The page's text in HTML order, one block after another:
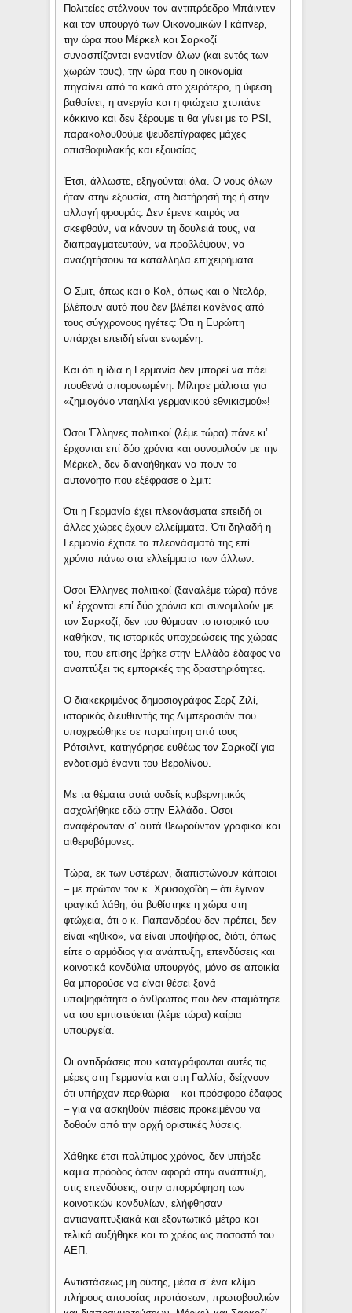
Πολιτείες στέλνουν τον αντιπρόεδρο Μπάιντεν
και τον υπουργό των Οικονομικών Γκάιτνερ,
την ώρα που Μέρκελ και Σαρκοζί
συνασπίζονται εναντίον όλων (και εντός των
χωρών τους), την ώρα που η οικονομία
πηγαίνει από το κακό στο χειρότερο, η ύφεση
βαθαίνει, η ανεργία και η φτώχεια χτυπάνε
κόκκινο και δεν ξέρουμε τι θα γίνει με το PSI,
παρακολουθούμε ψευδεπίγραφες μάχες
οπισθοφυλακής και εξουσίας.
Έτσι, άλλωστε, εξηγούνται όλα. Ο νους όλων
ήταν στην εξουσία, στη διατήρησή της ή στην
αλλαγή φρουράς. Δεν έμενε καιρός να
σκεφθούν, να κάνουν τη δουλειά τους, να
διαπραγματευτούν, να προβλέψουν, να
αναζητήσουν τα κατάλληλα επιχειρήματα.
Ο Σμιτ, όπως και ο Κολ, όπως και ο Ντελόρ,
βλέπουν αυτό που δεν βλέπει κανένας από
τους σύγχρονους ηγέτες: Ότι η Ευρώπη
υπάρχει επειδή είναι ενωμένη.
Και ότι η ίδια η Γερμανία δεν μπορεί να πάει
πουθενά απομονωμένη. Μίλησε μάλιστα για
«ζημιογόνο νταηλίκι γερμανικού εθνικισμού»!
Όσοι Έλληνες πολιτικοί (λέμε τώρα) πάνε κι’
έρχονται επί δύο χρόνια και συνομιλούν με την
Μέρκελ, δεν διανοήθηκαν να πουν το
αυτονόητο που εξέφρασε ο Σμιτ:
Ότι η Γερμανία έχει πλεονάσματα επειδή οι
άλλες χώρες έχουν ελλείμματα. Ότι δηλαδή η
Γερμανία έχτισε τα πλεονάσματά της επί
χρόνια πάνω στα ελλείμματα των άλλων.
Όσοι Έλληνες πολιτικοί (ξαναλέμε τώρα) πάνε
κι’ έρχονται επί δύο χρόνια και συνομιλούν με
τον Σαρκοζί, δεν του θύμισαν το ιστορικό του
καθήκον, τις ιστορικές υποχρεώσεις της χώρας
του, που επίσης βρήκε στην Ελλάδα έδαφος να
αναπτύξει τις εμπορικές της δραστηριότητες.
Ο διακεκριμένος δημοσιογράφος Σερζ Ζιλί,
ιστορικός διευθυντής της Λιμπερασιόν που
υποχρεώθηκε σε παραίτηση από τους
Ρότσιλντ, κατηγόρησε ευθέως τον Σαρκοζί για
ενδοτισμό έναντι του Βερολίνου.
Με τα θέματα αυτά ουδείς κυβερνητικός
ασχολήθηκε εδώ στην Ελλάδα. Όσοι
αναφέρονταν σ’ αυτά θεωρούνταν γραφικοί και
αιθεροβάμονες.
Τώρα, εκ των υστέρων, διαπιστώνουν κάποιοι
– με πρώτον τον κ. Χρυσοχοΐδη – ότι έγιναν
τραγικά λάθη, ότι βυθίστηκε η χώρα στη
φτώχεια, ότι ο κ. Παπανδρέου δεν πρέπει, δεν
είναι «ηθικό», να είναι υποψήφιος, διότι, όπως
είπε ο αρμόδιος για ανάπτυξη, επενδύσεις και
κοινοτικά κονδύλια υπουργός, μόνο σε αποικία
θα μπορούσε να είναι θέσει ξανά
υποψηφιότητα ο άνθρωπος που δεν σταμάτησε
να του εμπιστεύεται (λέμε τώρα) καίρια
υπουργεία.
Οι αντιδράσεις που καταγράφονται αυτές τις
μέρες στη Γερμανία και στη Γαλλία, δείχνουν
ότι υπήρχαν περιθώρια – και πρόσφορο έδαφος
– για να ασκηθούν πιέσεις προκειμένου να
δοθούν από την αρχή οριστικές λύσεις.
Χάθηκε έτσι πολύτιμος χρόνος, δεν υπήρξε
καμία πρόοδος όσον αφορά στην ανάπτυξη,
στις επενδύσεις, στην απορρόφηση των
κοινοτικών κονδυλίων, ελήφθησαν
αντιαναπτυξιακά και εξοντωτικά μέτρα και
τελικά αυξήθηκε και το χρέος ως ποσοστό του
ΑΕΠ.
Αντιστάσεως μη ούσης, μέσα σ’ ένα κλίμα
πλήρους απουσίας προτάσεων, πρωτοβουλιών